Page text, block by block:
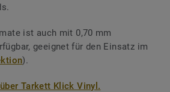
ist auch mit 0,70 mm
geeignet für den Einsatz im
).
Tarkett Klick Vinyl.